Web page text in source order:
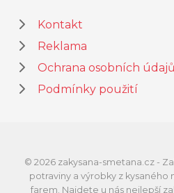
Kontakt
Reklama
Ochrana osobních údajů
Podmínky použití
© 2026 zakysana-smetana.cz -
potraviny a výrobky z
farem. Najdete u nás nejlepší